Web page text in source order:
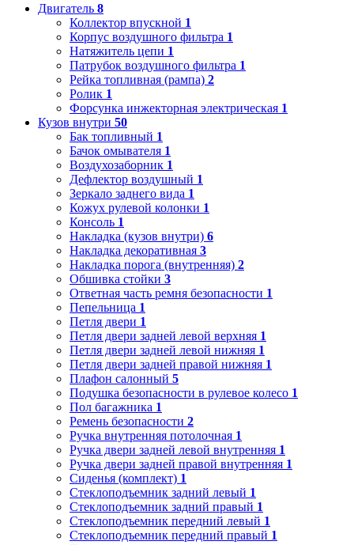
Двигатель 8
Коллектор впускной 1
Корпус воздушного фильтра 1
Натяжитель цепи 1
Патрубок воздушного фильтра 1
Рейка топливная (рампа) 2
Ролик 1
Форсунка инжекторная электрическая 1
Кузов внутри 50
Бак топливный 1
Бачок омывателя 1
Воздухозаборник 1
Дефлектор воздушный 1
Зеркало заднего вида 1
Кожух рулевой колонки 1
Консоль 1
Накладка (кузов внутри) 6
Накладка декоративная 3
Накладка порога (внутренняя) 2
Обшивка стойки 3
Ответная часть ремня безопасности 1
Пепельница 1
Петля двери 1
Петля двери задней левой верхняя 1
Петля двери задней левой нижняя 1
Петля двери задней правой нижняя 1
Плафон салонный 5
Подушка безопасности в рулевое колесо 1
Пол багажника 1
Ремень безопасности 2
Ручка внутренняя потолочная 1
Ручка двери задней левой внутренняя 1
Ручка двери задней правой внутренняя 1
Сиденья (комплект) 1
Стеклоподъемник задний левый 1
Стеклоподъемник задний правый 1
Стеклоподъемник передний левый 1
Стеклоподъемник передний правый 1